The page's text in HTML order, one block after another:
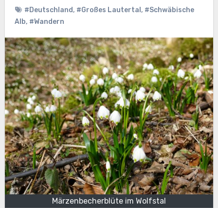
#Deutschland, #Großes Lautertal , #Schwäbische
Alb, #Wandern
Märzenbecherblüte im Wolfstal